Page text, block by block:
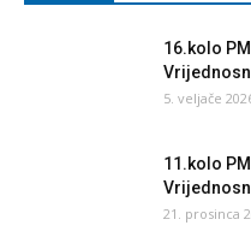
16.kolo
5. veljače
11.kolo
21. prosinca